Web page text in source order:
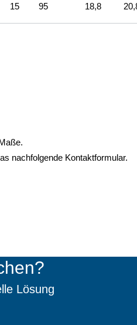
15 95 18,8
nachfolgende Kontaktformular.
Lösung